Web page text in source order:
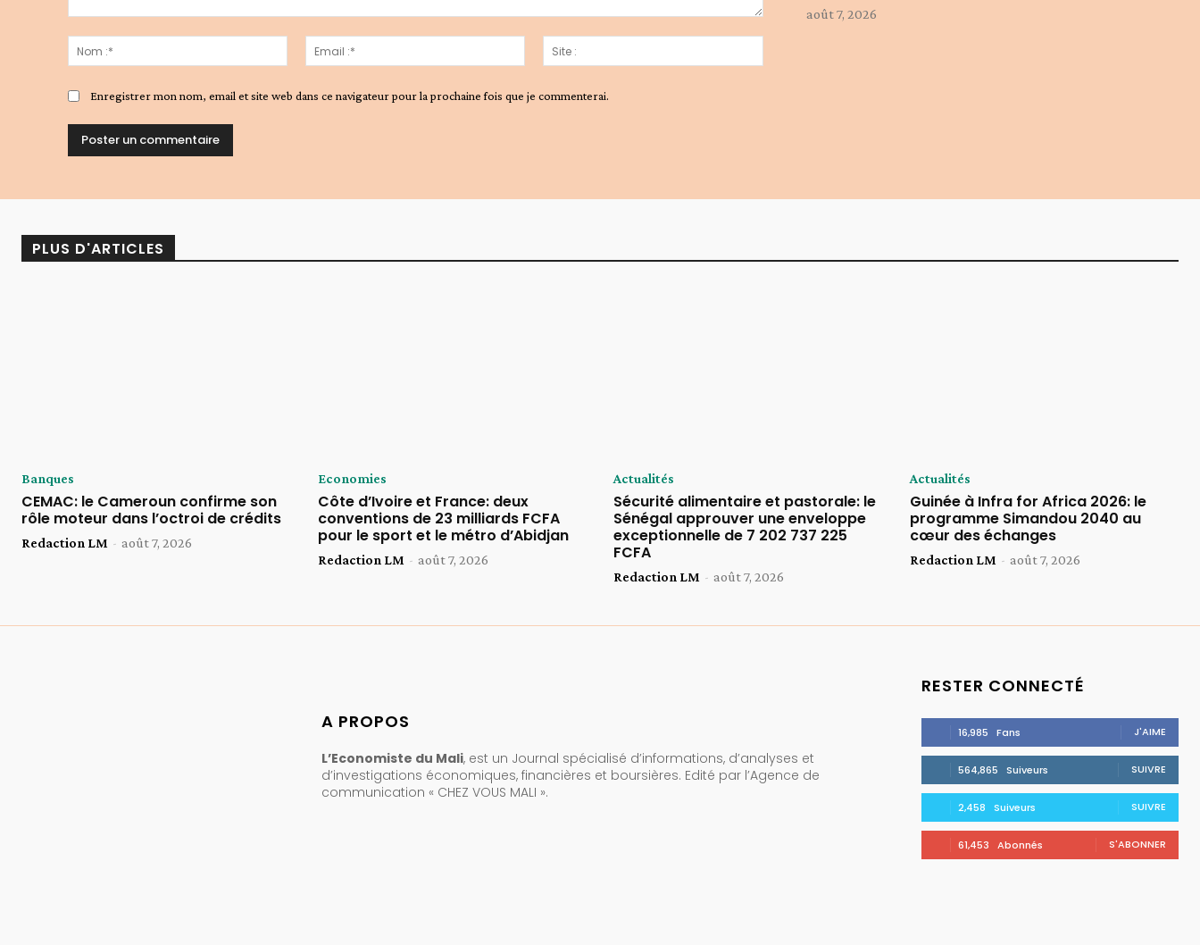
:*
Email
:*
:
Enregistrer mon nom, email et site web dans ce navigateur pour la prochaine fois que je commenterai.
août 7, 2026
PLUS D'ARTICLES
Banques
CEMAC: le Cameroun confirme son
rôle moteur dans l’octroi de crédits
Redaction LM - août 7, 2026
Economies
Côte d’Ivoire et France: deux
conventions de 23 milliards FCFA
pour le sport et le métro d’Abidjan
Redaction LM - août 7, 2026
Actualités
Sécurité alimentaire et pastorale: le
Sénégal approuver une enveloppe
exceptionnelle de 7 202 737 225
FCFA
Redaction LM - août 7, 2026
Actualités
Guinée à Infra for Africa 2026: le
programme Simandou 2040 au
cœur des échanges
Redaction LM - août 7, 2026
A PROPOS
L’Economiste du Mali, est un Journal spécialisé d’informations, d’analyses et
d’investigations économiques, financières et boursières. Edité par l’Agence de
communication « CHEZ VOUS MALI ».
RESTER CONNECTÉ
16,985 Fans J'AIME
564,865 Suiveurs SUIVRE
2,458 Suiveurs SUIVRE
61,453 Abonnés S'ABONNER